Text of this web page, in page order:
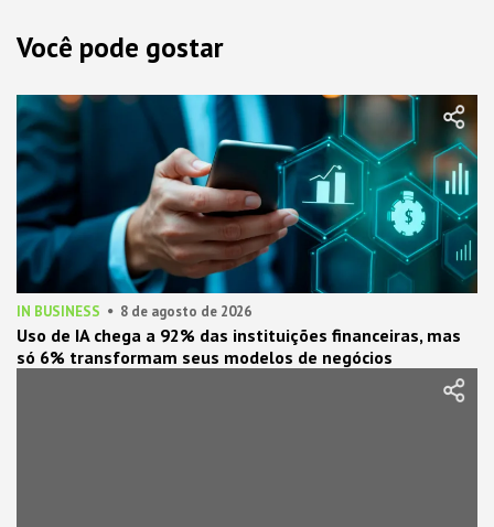
Você pode gostar
IN BUSINESS 8 de agosto de 2026
Uso de IA chega a 92% das instituições financeiras, mas
só 6% transformam seus modelos de negócios